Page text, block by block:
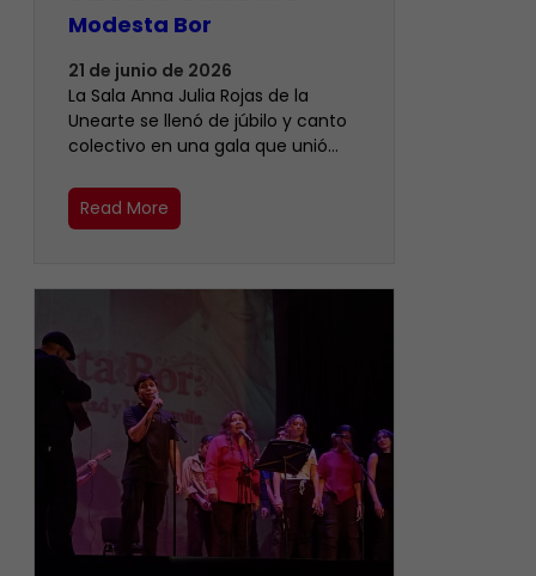
Modesta Bor
21 de junio de 2026
​La Sala Anna Julia Rojas de la
Unearte se llenó de júbilo y canto
colectivo en una gala que unió…
Read More